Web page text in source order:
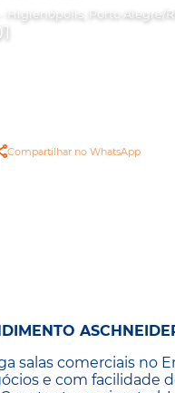
Higienópolis, Porto Alegre/
Compartilhar no WhatsApp
salas comerciais no
e com facilidade